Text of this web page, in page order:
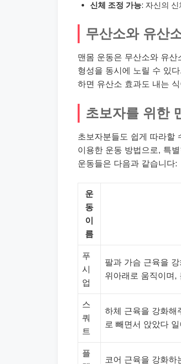
신체 조정 가능: 자신의
무산소와 유산
맨몸 운동은 무산소와 유
형성을 동시에 노릴 수 있
하면 유산소 효과도 내는
초보자를 위한
초보자분들도 쉽게 따라할
이용한 운동 방법으로, 특
운동들은 다음과 같습니다:
운
동
이
름
푸
시
업
팔과 가슴 근육을
위아래로 움직이며,
스
쿼
트
하체 근육을 강화해
로 빼면서 앉았다
플
코어 근육을 강화하